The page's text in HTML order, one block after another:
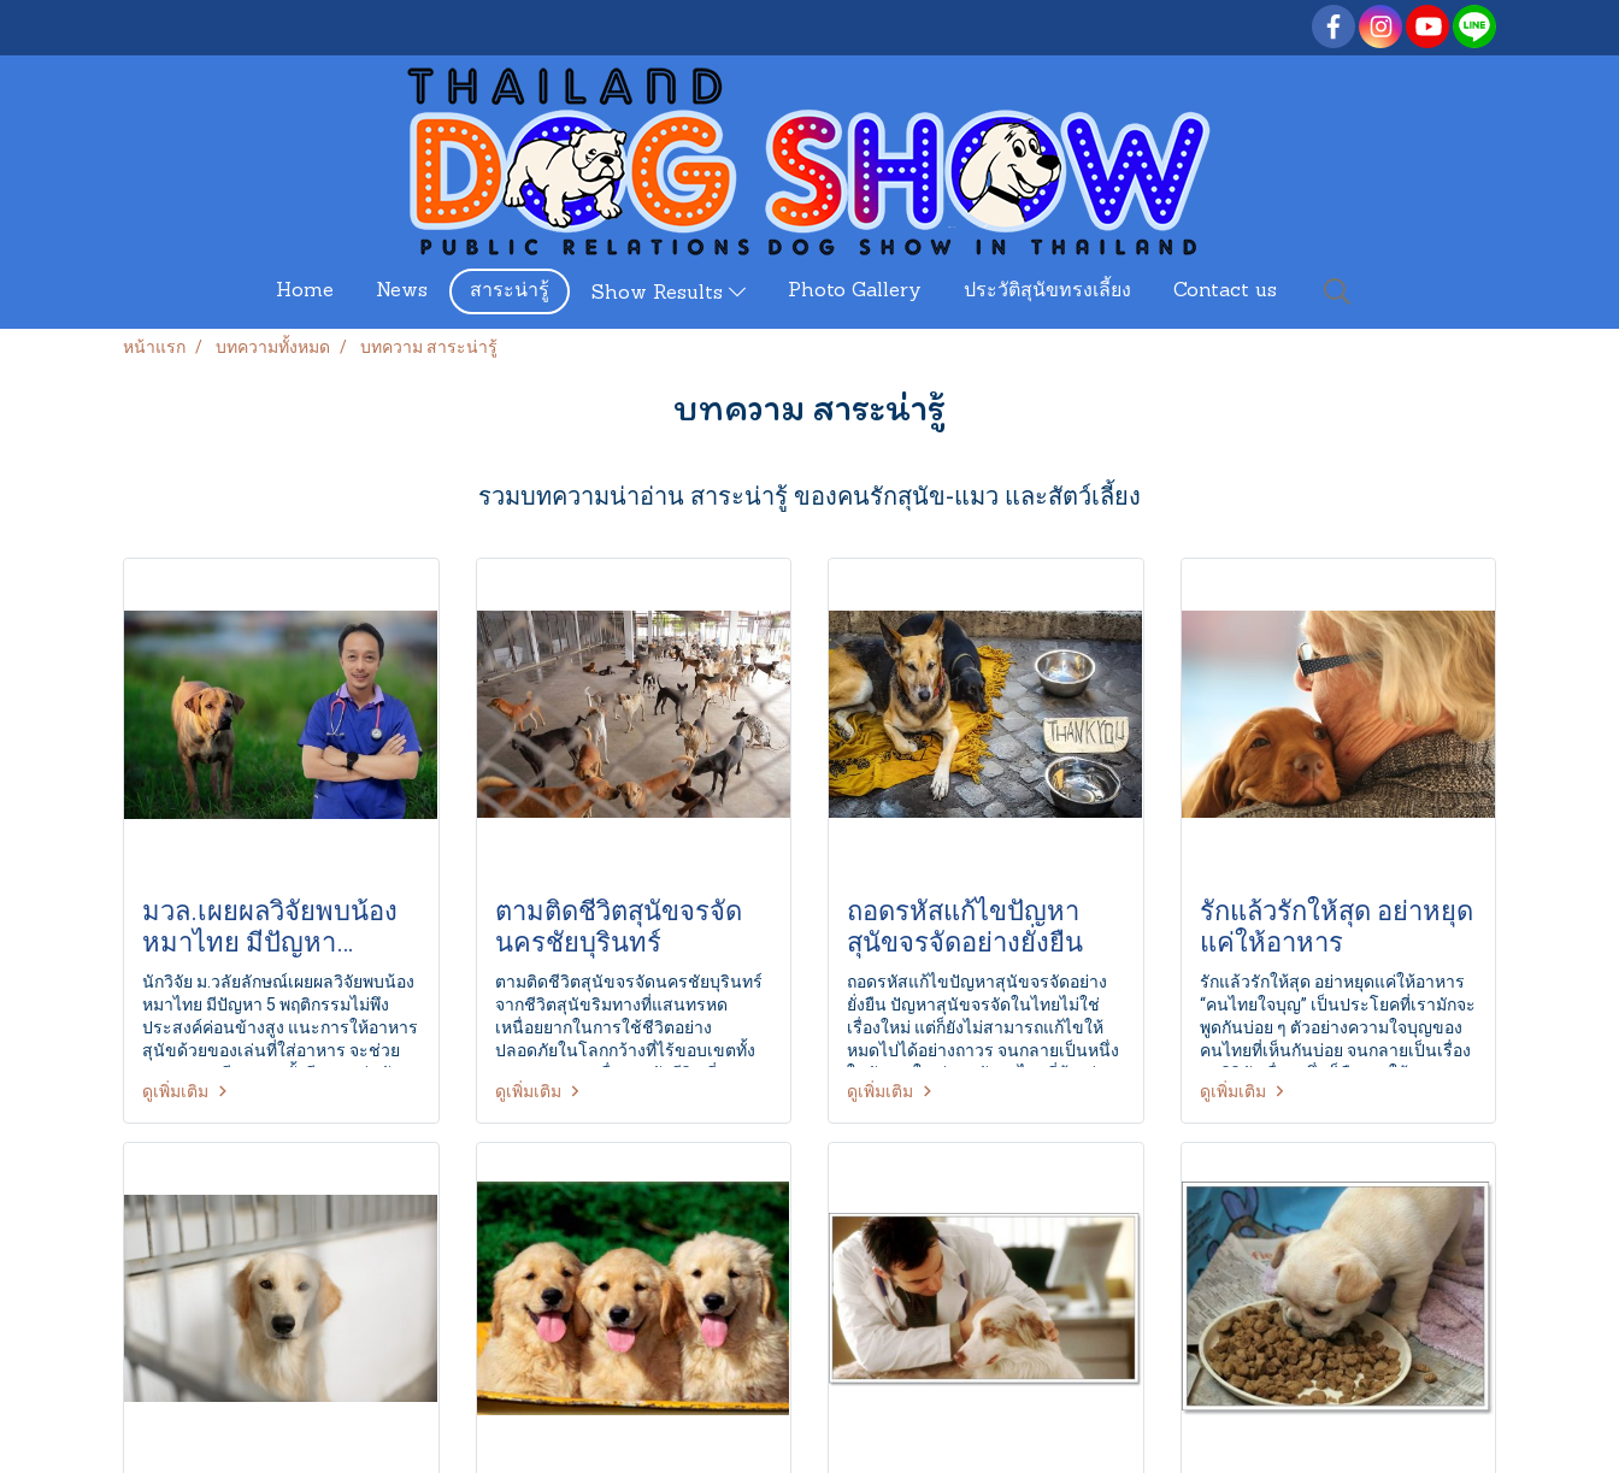
Home News สาระน่ารู้ Show Results Photo Gallery ประวัติสุนัขทรงเลี้ยง Contact us
หน้าแรก บทความทั้งหมด บทความ สาระน่ารู้
บทความ สาระน่ารู้
รวมบทความน่าอ่าน สาระน่ารู้ ของคนรักสุนัข-แมว และสัตว์เลี้ยง
มวล.เผยผลวิจัยพบน้อง
หมาไทย มีปัญหา
พฤติกรรมไม่พึงประสงค์
ค่อนข้างสูง
นักวิจัย ม.วลัยลักษณ์เผยผลวิจัยพบน้อง
หมาไทย มีปัญหา 5 พฤติกรรมไม่พึง
ประสงค์ค่อนข้างสูง แนะการให้อาหาร
สุนัขด้วยของเล่นที่ใส่อาหาร จะช่วย
ลดความเครียด รวมทั้งมีเวลาเล่นกับ
สุนัข พาไปเดินเล่น ให้รางวัล ไม่
ลงโทษ
ดูเพิ่มเติม
ตามติดชีวิตสุนัขจรจัด
นครชัยบุรินทร์
ตามติดชีวิตสุนัขจรจัดนครชัยบุรินทร์
จากชีวิตสุนัขริมทางที่แสนทรหด
เหนื่อยยากในการใช้ชีวิตอย่าง
ปลอดภัยในโลกกว้างที่ไร้ขอบเขตทั้ง
การหาอาหารเพื่อประทังชีวิต ที่นอน
หรือหลบเร้นจากการถูกทำร้าย วันนี้
สุนัขจรจัดจำนวนนับพันตัวได้มีโอกาส
อันดีในบ้านหลังใหม่ที่แสนอบอุ่นและ
ชัยบุรินทร์ จังหวัดนครราชสีมา
ดูเพิ่มเติม
ถอดรหัสแก้ไขปัญหา
สุนัขจรจัดอย่างยั่งยืน
ถอดรหัสแก้ไขปัญหาสุนัขจรจัดอย่าง
ยั่งยืน ปัญหาสุนัขจรจัดในไทยไม่ใช่
เรื่องใหม่ แต่ก็ยังไม่สามารถแก้ไขให้
หมดไปได้อย่างถาวร จนกลายเป็นหนึ่ง
ในปัญหาใหญ่ของสังคมไทยที่ต้องร่วม
กันแก้อย่างจริงจังและยั่งยืน เพื่อลด
และป้องกันไม่ให้มีสุนัขจรจัดเพิ่มมาก
ขึ้น และที่สำคัญเพื่อช่วยกันทำให้โรค
ดูเพิ่มเติม
รักแล้วรักให้สุด อย่าหยุด
แค่ให้อาหาร
รักแล้วรักให้สุด อย่าหยุดแค่ให้อาหาร
“คนไทยใจบุญ” เป็นประโยคที่เรามักจะ
พูดกันบ่อย ๆ ตัวอย่างความใจบุญของ
คนไทยที่เห็นกันบ่อย จนกลายเป็นเรื่อง
ปกติวิสัยเรื่องหนึ่ง ก็คือการให้อาหาร
สุนัขจรจัดที่พลัดหลงมาแถวหน้าบ้าน
ข้างร้านค้า หรือข้างถนน การที่มีคน
ใจบุญให้อาหารเป็นประจำ ก็จะทำให้
เดิมไม่ไปไหนติดที่เพราะเคยกินที่นี่
แถมบางคนยังตั้งชื่อให้สุนัขราวกับเป็น
เจ้าของจริง ๆ
ดูเพิ่มเติม